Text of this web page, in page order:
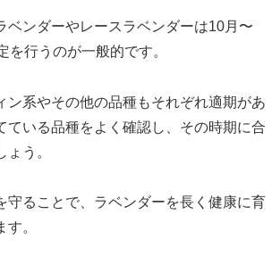
ベンダーやレースラベンダーは10月〜
を行うのが一般的です。
ン系やその他の品種もそれぞれ適期があ
ている品種をよく確認し、その時期に合
う。
守ることで、ラベンダーを長く健康に育
。